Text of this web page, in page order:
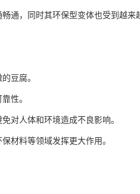
通，同时其环保型变体也受到越来
豆腐。
性。
对人体和环境造成不良影响。
材料等领域发挥更大作用。